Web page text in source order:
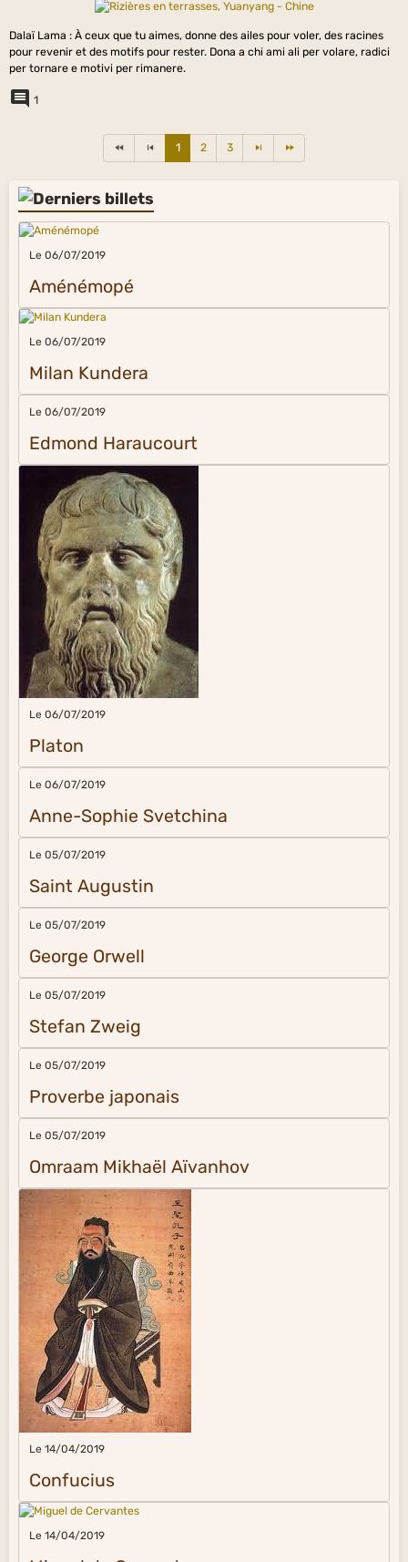
Dalaï Lama : À ceux que tu aimes, donne des ailes pour voler, des racines
pour revenir et des motifs pour rester. Dona a chi ami ali per volare, radici
per tornare e motivi per rimanere.
1
1 2 3
Le 06/07/2019
Aménémopé
Le 06/07/2019
Milan Kundera
Le 06/07/2019
Edmond Haraucourt
Le 06/07/2019
Platon
Le 06/07/2019
Anne-Sophie Svetchina
Le 05/07/2019
Saint Augustin
Le 05/07/2019
George Orwell
Le 05/07/2019
Stefan Zweig
Le 05/07/2019
Proverbe japonais
Le 05/07/2019
Omraam Mikhaël Aïvanhov
Le 14/04/2019
Confucius
Le 14/04/2019